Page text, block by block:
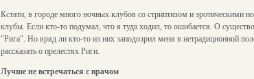
Кстати, в городе много ночных клубов со стриптизом и эротическими
клубы. Если кто-то подумал, что я туда ходил, то ошибается. О
"Рига". Но вряд ли кто-то из них заподозрил меня в нетрадиционной
рассказать о прелестях Риги.
Лучше не встречаться с врачом